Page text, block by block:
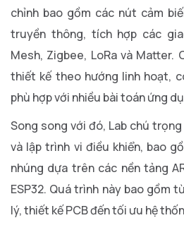
chỉnh bao gồm các nút cảm
truyền thông, tích hợp các
Mesh, Zigbee, LoRa và Matter.
thiết kế theo hướng linh hoạt,
phù hợp với nhiều bài toán ứng
Song song với đó, Lab chú
và lập trình vi điều khiển, bao
nhúng dựa trên các nền tảng
ESP32. Quá trình này bao gồm
lý, thiết kế PCB đến tối ưu hệ